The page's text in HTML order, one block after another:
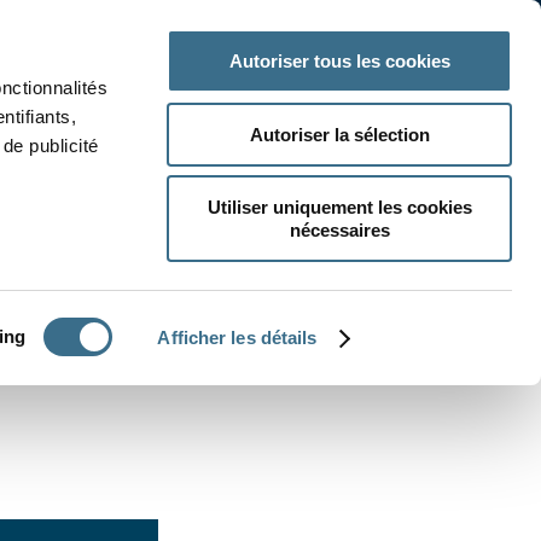
publicité
Afficher les détails
Autoriser tous les cookies
Autoriser la sélection
Utiliser uniquement les cookies
nécessaires